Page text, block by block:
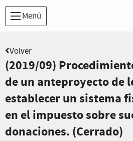
Menú
Volver
(2019/09)
de un anteproyecto de
establecer un sistema
en el impuesto sobre
donaciones. (Cerrado)